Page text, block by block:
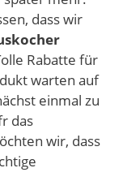
dass wir
Rabatte für
warten auf
einmal zu
das
wir, dass